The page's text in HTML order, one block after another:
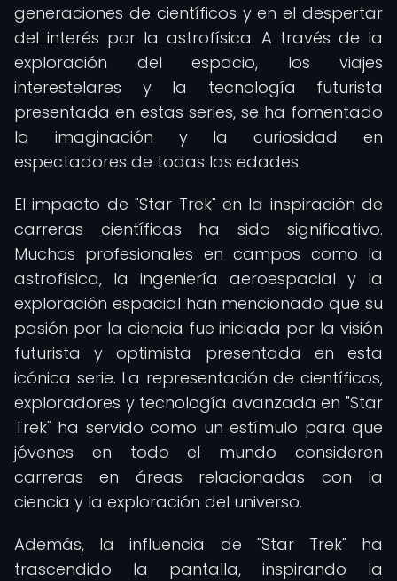
generaciones de científicos y en el despertar
del interés por la astrofísica. A través de la
exploración del espacio, los viajes
interestelares y la tecnología futurista
presentada en estas series, se ha fomentado
la imaginación y la curiosidad en
espectadores de todas las edades.
El impacto de "Star Trek" en la inspiración de
carreras científicas ha sido significativo.
Muchos profesionales en campos como la
astrofísica, la ingeniería aeroespacial y la
exploración espacial han mencionado que su
pasión por la ciencia fue iniciada por la visión
futurista y optimista presentada en esta
icónica serie. La representación de científicos,
exploradores y tecnología avanzada en "Star
Trek" ha servido como un estímulo para que
jóvenes en todo el mundo consideren
carreras en áreas relacionadas con la
ciencia y la exploración del universo.
Además, la influencia de "Star Trek" ha
trascendido la pantalla, inspirando la